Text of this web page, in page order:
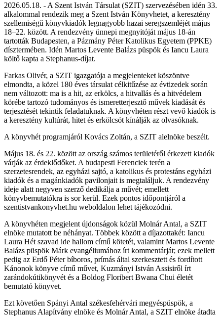
2026.05.18. - A Szent István Társulat (SZIT) szervezésében idén 33.
alkalommal rendezik meg a Szent István Könyvhetet, a keresztény
szellemiségű könyvkiadók legnagyobb hazai seregszemléjét május
18–22. között. A rendezvény ünnepi megnyitóját május 18-án
tartották Budapesten, a Pázmány Péter Katolikus Egyetem (PPKE)
dísztermében. Idén Martos Levente Balázs püspök és Iancu Laura
költő kapta a Stephanus-díjat.
Farkas Olivér, a SZIT igazgatója a megjelenteket köszöntve
elmondta, a közel 180 éves társulat célkitűzése az évtizedek során
nem változott: ma is a hit, az erkölcs, a hitvallás és a hitvédelem
körébe tartozó tudományos és ismeretterjesztő művek kiadását és
terjesztését tekintik feladatuknak. A könyvhéten részt vevő kiadók is
a keresztény kultúrát, hitet és erkölcsöt kínálják az olvasóknak.
A könyvhét programjáról Kovács Zoltán, a SZIT alelnöke beszélt.
Május 18. és 22. között az ország számos területéről érkezett kiadók
várják az érdeklődőket. A budapesti Ferenciek terén a
szerzetesrendek, az egyházi sajtó, a katolikus és protestáns egyházi
kiadók és a magánkiadók pavilonjait is megtaláljuk. A rendezvény
ideje alatt negyven szerző dedikálja a művét; emellett
könyvbemutatókra is sor kerül. Ezek pontos időpontjáról a
szentistvankonyvhet.hu weboldalon lehet tájékozódni.
A könyvhéten megjelent újdonságok közül Molnár Antal, a SZIT
elnöke mutatott be néhányat. Többek között a díjazottakét: Iancu
Laura Hét szavad ide hallom című kötetét, valamint Martos Levente
Balázs püspök Márk evangéliumához írt kommentárját; ezek mellett
pedig az Erdő Péter bíboros, prímás által szerkesztett és fordított
Kánonok könyve című művet, Kuzmányi István Assisiről írt
zarándokútikönyvét és a Boldog Floribert Bwana Chui életét
bemutató könyvet.
Ezt követően Spányi Antal székesfehérvári megyéspüspök, a
Stephanus Alapítvány elnöke és Molnár Antal, a SZIT elnöke átadta